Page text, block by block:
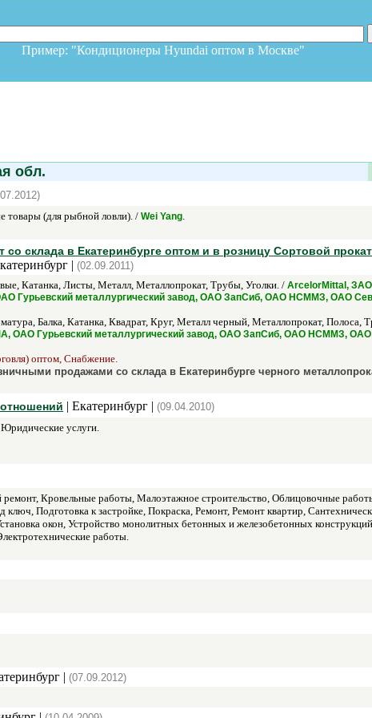
Пример: "Кондиционеры Hyundai оптом в Москве"
обл.
товары (для рыбной ловли). / Wei Yang.
склада в Екатеринбурге оптом и в розницу Сортовой
| (02.09.2011)
Катанка, Листы, Металл, Металлопрокат, Трубы, Уголки. / ArcelorMittal,
Гурьевский металлургический завод, ОАО ЗапСиб, ОАО НСММЗ, ОАО
Балка, Катанка, Квадрат, Круг, Металл черный, Металлопрокат, Полоса,
Гурьевский металлургический завод, ОАО ЗапСиб, ОАО НСММЗ, ОАО
оптом, Снабжение.
продажами со склада в Екатеринбурге черного
| Екатеринбург | (09.04.2010)
услуги.
Кровельные работы, Малоэтажное строительство, Облицовочные
ключ, Подготовка к застройке, Покраска, Ремонт, Ремонт квартир,
окон, Устройство монолитных бетонных и железобетонных
работы.
| (07.09.2012)